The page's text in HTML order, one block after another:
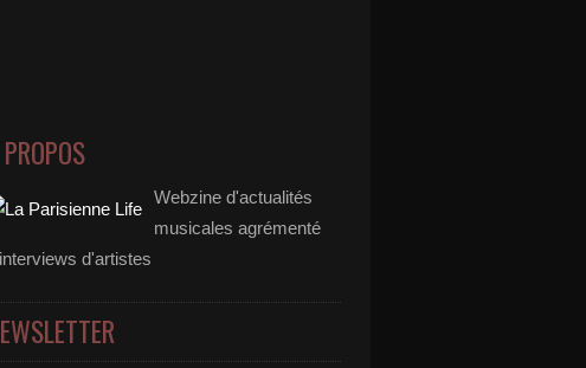
Webzine d'actualités
musicales agrémenté
d'artistes